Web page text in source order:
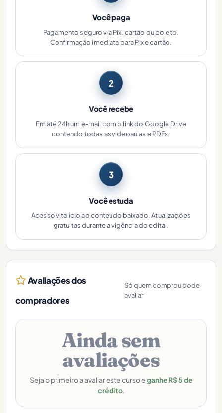
Você paga
Pagamento seguro via Pix, cartão ou boleto.
Confirmação imediata para Pix e cartão.
2
Você recebe
Em até 24h um e-mail com o link do Google Drive
contendo todas as videoaulas e PDFs.
3
Você estuda
Acesso vitalício ao conteúdo baixado. Atualizações
gratuitas durante a vigência do edital.
Avaliações dos
compradores
Só quem comprou pode
avaliar
Ainda sem
avaliações
Seja o primeiro a avaliar este curso eganhe R$ 5 de
crédito.